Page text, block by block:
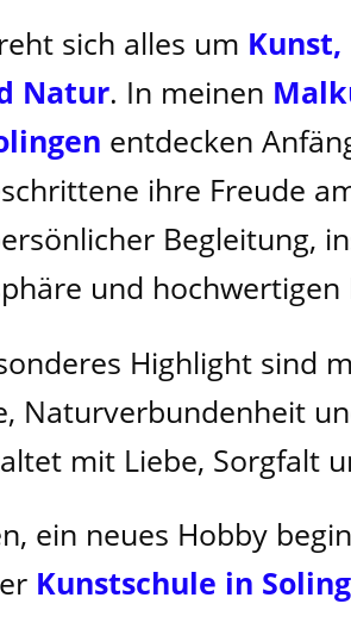
sich alles um
Natur. In meinen
entdecken
ihre Freude
Begleitung,
und hochwertigen
Highlight sind
Naturverbundenheit
mit Liebe, Sorgfalt
ein neues Hobby
Kunstschule in